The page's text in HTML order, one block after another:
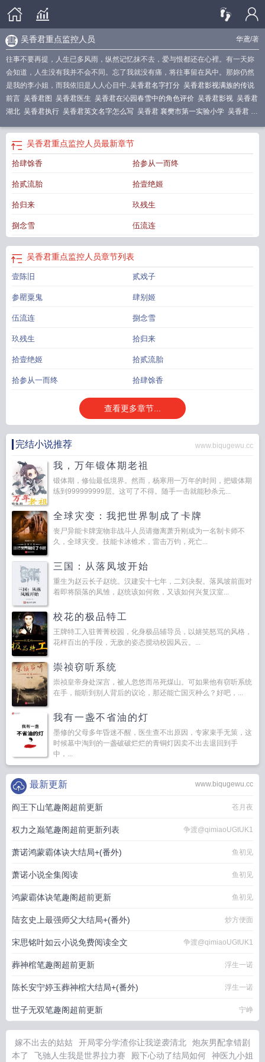
华鳶/著
吴香君重点监控人员
往事不要再提，人生已多风雨，纵然记忆抹不去，爱与恨都还在心裡。有一天妳
会知道，人生没有我并不会不同。忘了我就没有痛，将往事留在风中。那妳仍然
是我的李小姐，而我依旧是人人心目中..吴香君名字打分 吴香君影视满族的传说
前言 吴香君图 吴香君医生 吴香君在沁园春雪中的角色评价 吴香君影视 吴香君
湖北 吴香君执行 吴香君英文名字怎么写 吴香君 襄樊市第一实验小学 吴香君 法
点监控人员
吴香君视频 吴香君照片 吴香君重庆
香君
吴香君拉丁舞
视沁园春雪视频
吴香君影视视频吴香君徐工
言怎么写吴香君个人简历
吴香君重点监控人员最新章节
拾肆馀香 拾参从一而终
拾贰流胎 拾壹绝姬
拾归来 玖残生
捌念雪 伍流连
吴香君重点监控人员章节列表
壹陈旧 贰戏子
参罌粟鬼 肆别姬
伍流连 捌念雪
玖残生 拾归来
拾壹绝姬 拾贰流胎
拾参从一而终 拾肆馀香
查看更多章节...
完结小说推荐 www.biqugewu.cc
我，万年锻体期老祖
锻体期，修仙最低境界。然而，杨寒用一万年的时间，把锻体期
练到999999999层。这可了不得。随手一击就能秒杀元...
全球灾变：我把世界制成了卡牌
丧尸异能卡牌宠物非战斗人员请撤离萧升刚成为一名制卡师不
久，全球灾变。技能卡冰锥术，雷击万钧，死亡...
三国：从落凤坡开始
重生为赵云长子赵统。汉建安十七年，二刘决裂。落凤坡前面对
着即将陨落的凤雏，赵统该如何救，又该如何兴复汉室...
校花的极品特工
王牌特工入驻菁菁校园，化身极品辅导员，以嬉笑怒骂的风格，
花样百出的手段，无敌的姿态搅动校园风云。...
崇祯窃听系统
崇祯皇帝身处深宫，被人忽悠而吊死煤山。可如果他有窃听系统
在手，能听到别人背后的议论，那还能亡国灭种么？好吧，...
我有一盏不省油的灯
墨修的父母多年昏迷不醒，医生查不出原因，专家束手无策，这
时候墓中淘到的一盏破破烂烂的青铜灯因卖不出去退回到手
中，...
www.biqugewu.cc
最新更新
阎王下山笔趣阁超前更新 苍月夜
权力之巅笔趣阁超前更新列表 争渡@qimiaoUGtUK1
萧诺鸿蒙霸体诀大结局+(番外) 鱼初见
萧诺小说全集阅读 鱼初见
鸿蒙霸体诀笔趣阁超前更新 鱼初见
陆玄史上最强师父大结局+(番外) 炒方便面
宋思铭叶如云小说免费阅读全文 争渡@qimiaoUGtUK1
葬神棺笔趣阁超前更新 浮生一诺
陈长安宁婷玉葬神棺大结局+(番外) 浮生一诺
世子无双笔趣阁超前更新 宁峥
嫁不出去的姑姑 开局零分学渣你让我逆袭清北
炮灰男配拿错剧
本了
飞驰人生我是世界拉力赛 殿下心动了结局如何 神医九小姐